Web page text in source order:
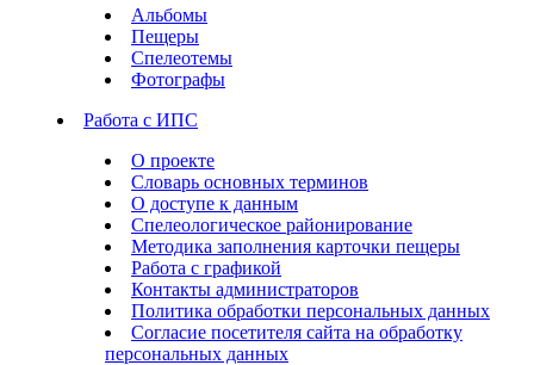
Альбомы
Пещеры
Спелеотемы
Фотографы
Работа с ИПС
О проекте
Словарь основных терминов
О доступе к данным
Спелеологическое районирование
Методика заполнения карточки пещеры
Работа с графикой
Контакты администраторов
Политика обработки персональных данных
Согласие посетителя сайта на обработку
персональных данных